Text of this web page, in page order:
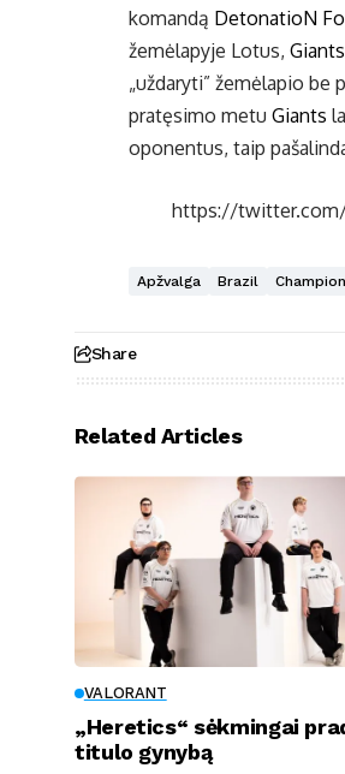
komandą DetonatioN
žemėlapyje Lotus, Giants
„uždaryti” žemėlapio
pratęsimo metu Giants
oponentus, taip
https://twitter.com/
Apžvalga Brazil
Share
Related Articles
VALORANT
„Heretics“ sėkmingai
titulo gynybą